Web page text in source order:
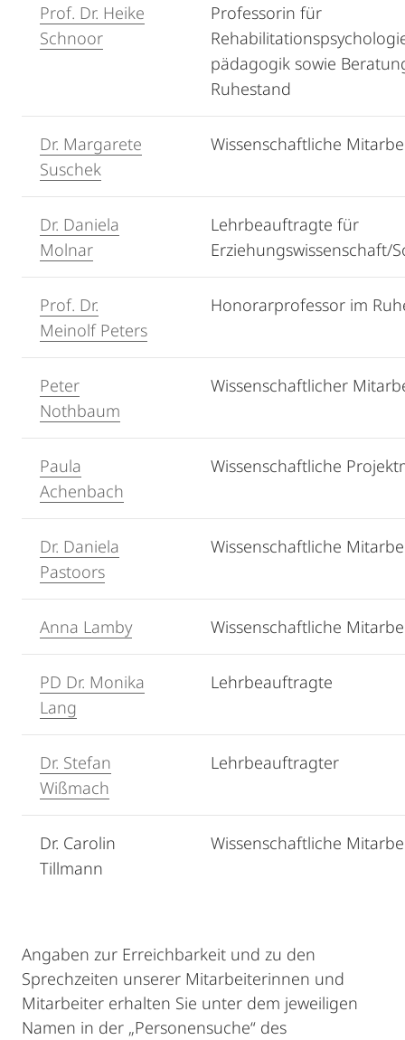
Prof. Dr. Heike
Schnoor
Professorin für
pädagogik sowie
Ruhestand
Dr. Margarete
Suschek
Wissenschaftliche
Dr. Daniela
Molnar
Lehrbeauftragte für
Erziehungswissenschaft/
Prof. Dr.
Meinolf Peters
Honorarprofessor im
Peter
Nothbaum
Wissenschaftlicher
Paula
Achenbach
Wissenschaftliche
Dr. Daniela
Pastoors
Wissenschaftliche
Anna Lamby Wissenschaftliche
PD Dr. Monika
Lang
Lehrbeauftragte
Dr. Stefan
Wißmach
Lehrbeauftragter
Dr. Carolin
Tillmann
Wissenschaftliche
Angaben zur Erreichbarkeit und zu den
Sprechzeiten unserer Mitarbeiterinnen und
Mitarbeiter erhalten Sie unter dem jeweiligen
Namen in der „Personensuche“ des